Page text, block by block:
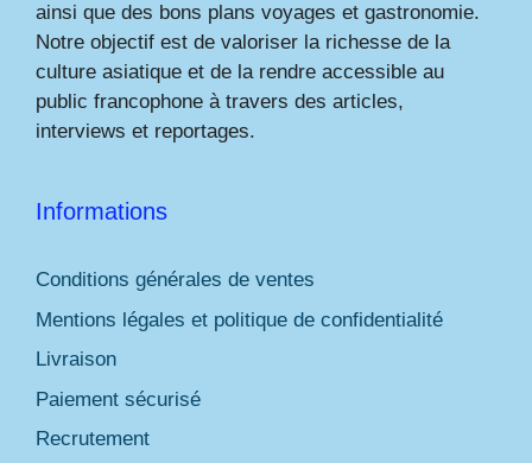
ainsi que des bons plans voyages et gastronomie.
Notre objectif est de valoriser la richesse de la
culture asiatique et de la rendre accessible au
public francophone à travers des articles,
interviews et reportages.
Informations
Conditions générales de ventes
Mentions légales et politique de confidentialité
Livraison
Paiement sécurisé
Recrutement